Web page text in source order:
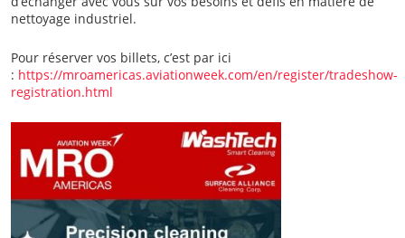
nettoyage industriel.
Pour réserver vos billets, c’est par ici
: https://mroamericas.aviationweek.com/en/register/tradeshow-
registration.html